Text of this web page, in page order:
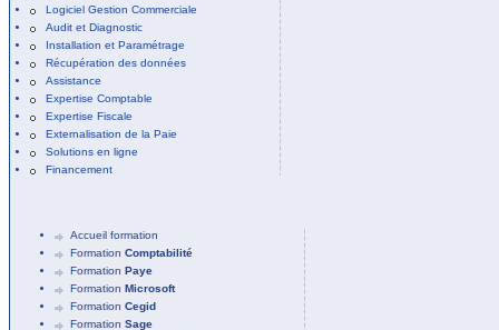
Logiciel Gestion Commerciale
Audit et Diagnostic
Installation et Paramétrage
Récupération des données
Assistance
Expertise Comptable
Expertise Fiscale
Externalisation de la Paie
Solutions en ligne
Financement
Accueil formation
Formation Comptabilité
Formation Paye
Formation Microsoft
Formation Cegid
Formation Sage